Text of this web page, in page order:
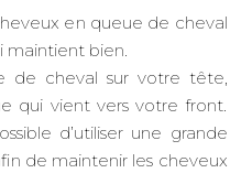
en queue de cheval
maintient bien.
de cheval sur votre tête,
qui vient vers votre front.
d’utiliser une grande
de maintenir les cheveux